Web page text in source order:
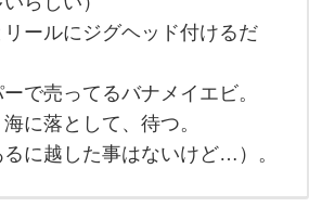
リールにジグヘッド付けるだ
で売ってるバナメイエビ。
に落として、待つ。
るに越した事はないけど…）。